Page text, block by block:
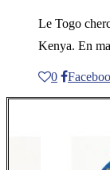
Le Togo
Kenya. En
0